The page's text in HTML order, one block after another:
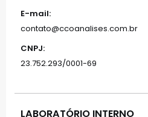
E-mail:
contato@ccoanalises.com.br
CNPJ:
23.752.293/0001-69
LABORATÓRIO INTERNO